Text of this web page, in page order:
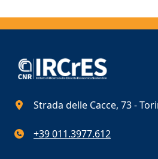
Strada delle Cacce, 73 -
+39 011.3977.612